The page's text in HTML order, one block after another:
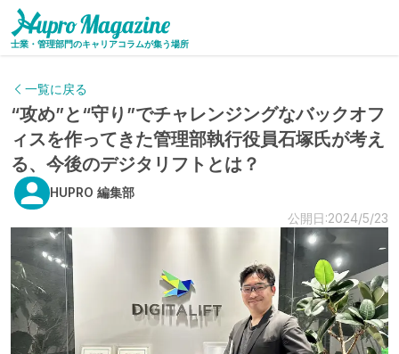
士業・管理部門のキャリアコラムが集う場所
一覧に戻る
“攻め”と“守り”でチャレンジングなバックオフ
ィスを作ってきた管理部執行役員石塚氏が考え
る、今後のデジタリフトとは？
HUPRO 編集部
公開日:2024/5/23